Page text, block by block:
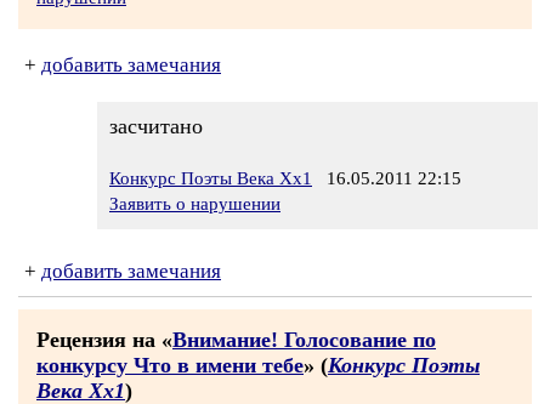
+ добавить замечания
засчитано
Конкурс Поэты Века Хх1
16.05.2011 22:15
Заявить о нарушении
+ добавить замечания
Рецензия на «Внимание! Голосование по
конкурсу Что в имени тебе» (Конкурс Поэты
Века Хх1)